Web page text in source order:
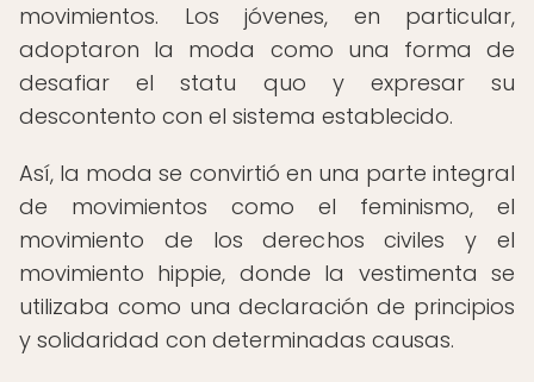
movimientos. Los jóvenes, en particular,
adoptaron la moda como una forma de
desafiar el statu quo y expresar su
descontento con el sistema establecido.
Así, la moda se convirtió en una parte integral
de movimientos como el feminismo, el
movimiento de los derechos civiles y el
movimiento hippie, donde la vestimenta se
utilizaba como una declaración de principios
y solidaridad con determinadas causas.